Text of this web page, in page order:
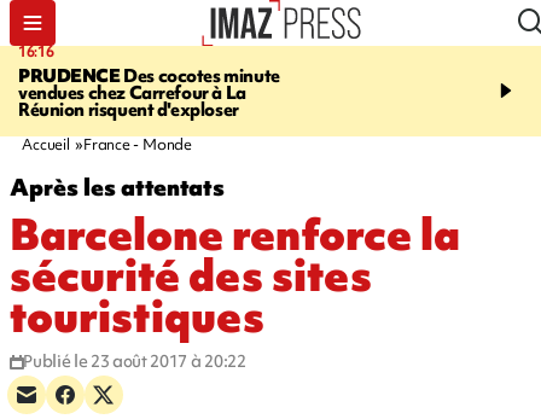
16:16
PRUDENCEDes cocotes minute
vendues chez Carrefour à La
Réunion risquent d'exploser
20:06
l'Asie, mort d'une
Accueil France - Monde
Après les attentats
Barcelone renforce la
sécurité des sites
touristiques
Publié le 23 août 2017 à 20:22